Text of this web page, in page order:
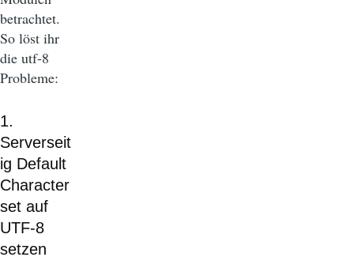
betrachtet.
So löst ihr
die utf-8
Probleme:
1.
Serverseit
ig Default
Character
set auf
UTF-8
setzen